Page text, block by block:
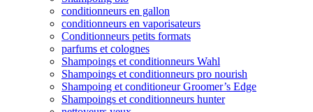
conditionneurs en gallon
conditionneurs en vaporisateurs
Conditionneurs petits formats
parfums et colognes
Shampoings et conditionneurs Wahl
Shampoings et conditionneurs pro nourish
Shampoing et conditioneur Groomer’s Edge
Shampoings et conditionneurs hunter